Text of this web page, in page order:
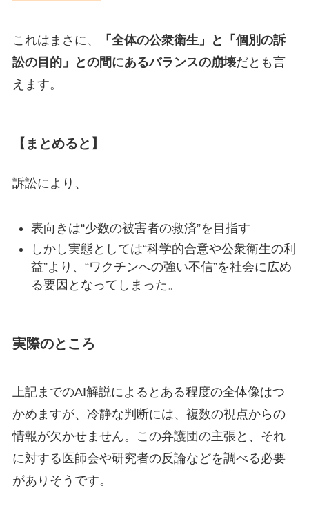
これはまさに、
「全体の公衆衛生」と「個別の訴
訟の目的」との間にあるバランスの崩壊だとも言
えます。
【まとめると】
訴訟により、
表向きは“少数の被害者の救済”を目指す
しかし実態としては“科学的合意や公衆衛生の利
益”より、“ワクチンへの強い不信”を社会に広め
る要因となってしまった。
実際のところ
上記までのAI解説によるとある程度の全体像はつ
かめますが、冷静な判断には、複数の視点からの
情報が欠かせません。この弁護団の主張と、それ
に対する医師会や研究者の反論などを調べる必要
がありそうです。